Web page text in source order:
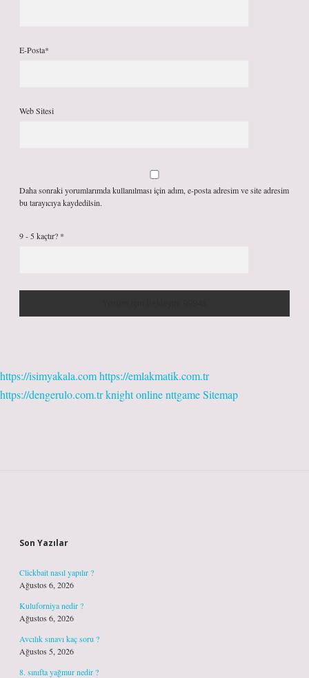
E-Posta*
Web Sitesi
Daha sonraki yorumlarımda kullanılması için adım, e-posta adresim ve site adresim
bu tarayıcıya kaydedilsin.
9 - 5 kaçtır? *
https://isimyakala.comhttps://emlakmatik.com.tr
https://dengerulo.com.trknight onlinenttgameSitemap
Son Yazılar
Clickbait nasıl yapılır ?
Ağustos 6, 2026
Kuluforniya nedir ?
Ağustos 6, 2026
Avcılık sınavı kaç soru ?
Ağustos 5, 2026
8. sınıfta yağmur nedir ?